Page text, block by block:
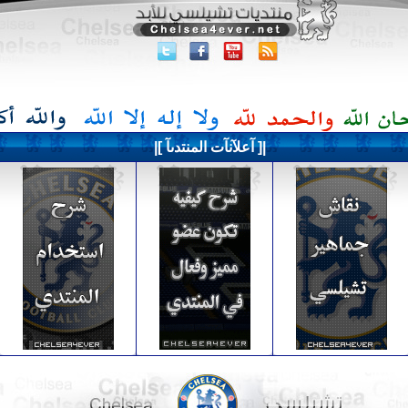
|[ آعلآنآت المنتدىآ ]|